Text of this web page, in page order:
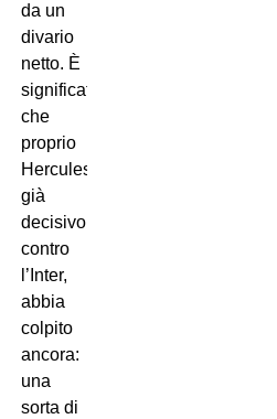
da un
divario
netto. È
significativo
che
proprio
Hercules,
già
decisivo
contro
l’Inter,
abbia
colpito
ancora:
una
sorta di